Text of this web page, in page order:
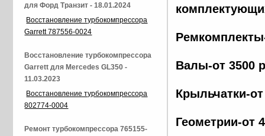
Валы-от 3500
Крыльчатки-
Геометрии-от
для Форд Транзит - 18.01.2024
Восстановление турбокомпрессора
Garrett 787556-0024
Восстановление турбокомпрессора
Garrett для Mercedes GL350 -
11.03.2023
Восстановление турбокомпрессора
802774-0004
Ремонт турбокомпрессора 765155-